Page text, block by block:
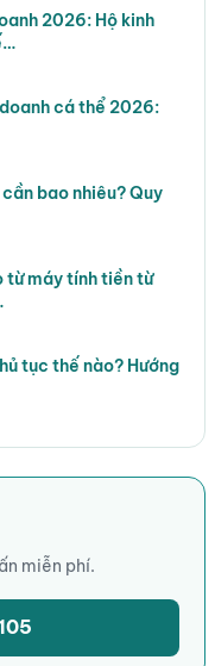
2026: Hộ kinh
cá thể 2026:
bao nhiêu? Quy
từ máy tính tiền từ
tục thế nào? Hướng
miễn phí.